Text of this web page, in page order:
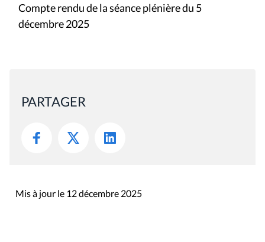
Compte rendu de la séance plénière du 5
décembre 2025
PARTAGER
Mis à jour le 12 décembre 2025